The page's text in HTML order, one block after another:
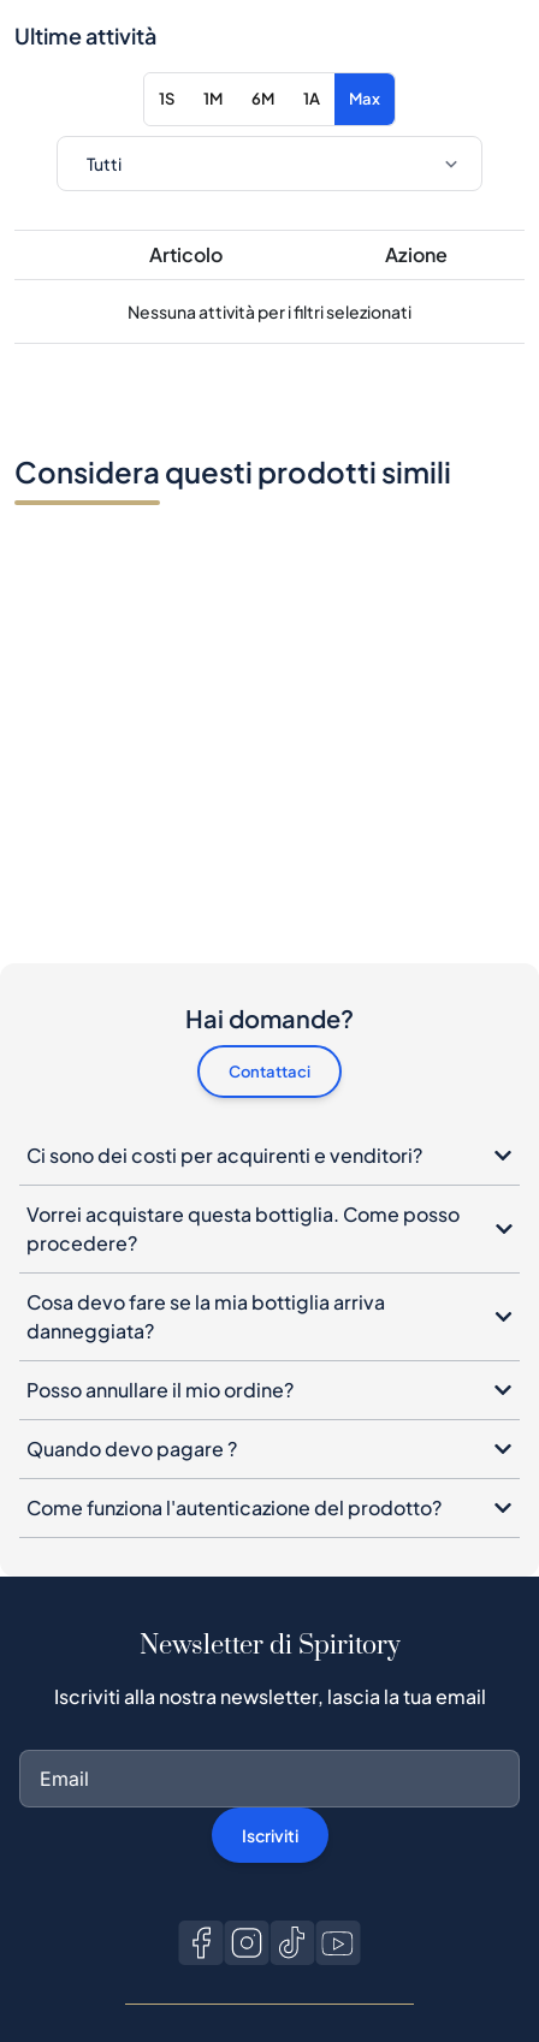
Ultime attività
1S 1M 6M 1A Max
Articolo Azione
Nessuna attività per i filtri selezionati
Considera questi prodotti simili
Hai domande?
Contattaci
Ci sono dei costi per acquirenti e venditori?
Vorrei acquistare questa bottiglia. Come posso
procedere?
Cosa devo fare se la mia bottiglia arriva
danneggiata?
Posso annullare il mio ordine?
Quando devo pagare ?
Come funziona l'autenticazione del prodotto?
Newsletter di Spiritory
Iscriviti alla nostra newsletter, lascia la tua email
Iscriviti